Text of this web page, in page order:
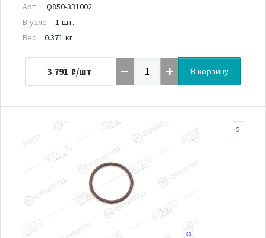
Арт.
Q850-331002
В узле
1 шт.
Вес
0.371 кг
3 791 ₽/шт В корзину
5